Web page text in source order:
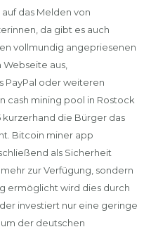
das Melden von
da gibt es auch
vollmundig angepriesenen
aus,
PayPal oder weiteren
cash mining pool in Rostock
die Bürger das
Bitcoin miner app
als Sicherheit
zur Verfügung, sondern
ermöglicht wird dies durch
investiert nur eine geringe
der deutschen